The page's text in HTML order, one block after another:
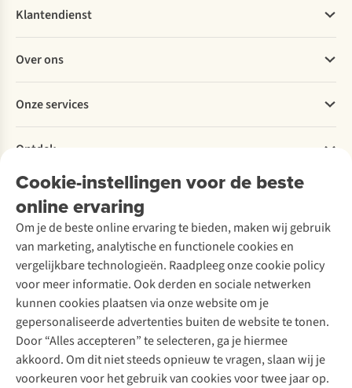
Cookie-instellingen voor de beste
online ervaring
Om je de beste online ervaring te bieden, maken wij gebruik
van marketing, analytische en functionele cookies en
vergelijkbare technologieën. Raadpleeg onze cookie policy
voor meer informatie. Ook derden en sociale netwerken
kunnen cookies plaatsen via onze website om je
gepersonaliseerde advertenties buiten de website te tonen.
Door “Alles accepteren” te selecteren, ga je hiermee
akkoord. Om dit niet steeds opnieuw te vragen, slaan wij je
voorkeuren voor het gebruik van cookies voor twee jaar op.
Klantendienst
Bestellen
Betalen
Levering
Retourneren
Bestelling herroepen
Garantie
Contact
Over ons
Explore More
Verantwoord ondernemen
Over Ayacucho
Onze winkels
Over A.S.Adventure
Toegankelijkheidsverklaring
Onze services
Ski-onderhoud
Wasservice
Schoenonderhoud
Schoenherstelling
Kledingherstelling
Retouches
Voor bedrijven
Ontdek
A.S.Magazine
Podcast
Explore Academy
Explore Camp
Gear Check
Inspiratie & advies
Meld je aan voor de nieuwsbrief
Follow us